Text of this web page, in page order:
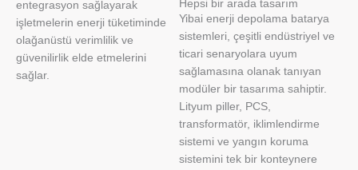
entegrasyon sağlayarak
işletmelerin enerji tüketiminde
olağanüstü verimlilik ve
güvenilirlik elde etmelerini
sağlar.
Hepsi bir arada tasarım
Yibai enerji depolama batarya
sistemleri, çeşitli endüstriyel ve
ticari senaryolara uyum
sağlamasına olanak tanıyan
modüler bir tasarıma sahiptir.
Lityum piller, PCS,
transformatör, iklimlendirme
sistemi ve yangın koruma
sistemini tek bir konteynere